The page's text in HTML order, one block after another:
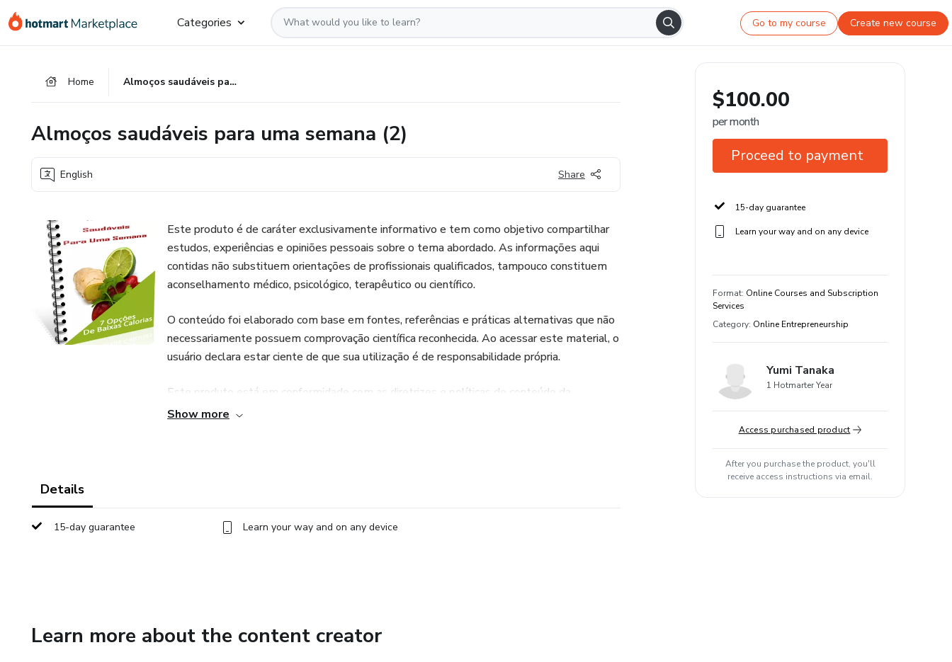
Go
Go
Go
Categories Go to my course Create new course
Home Almoços saudáveis para uma semana (2)
Almoços saudáveis para uma semana (2)
English Share
Este produto é de caráter exclusivamente informativo e tem como objetivo compartilhar
estudos, experiências e opiniões pessoais sobre o tema abordado. As informações aqui
contidas não substituem orientações de profissionais qualificados, tampouco constituem
aconselhamento médico, psicológico, terapêutico ou científico.
O conteúdo foi elaborado com base em fontes, referências e práticas alternativas que não
necessariamente possuem comprovação científica reconhecida. Ao acessar este material, o
usuário declara estar ciente de que sua utilização é de responsabilidade própria.
Este produto está em conformidade com as diretrizes e políticas de conteúdo da
plataforma e destina-se apenas a fins educacionais e de desenvolvimento pessoal.
Show more
Details
15-day guarantee Learn your way and on any device
Learn more about the content creator
$100.00
per month
Proceed to payment
15-day guarantee
Learn your way and on any device
Format: Online Courses and Subscription
Services
Category: Online Entrepreneurship
Yumi Tanaka
1 Hotmarter Year
Access purchased product
After you purchase the product, you'll
receive access instructions via email.